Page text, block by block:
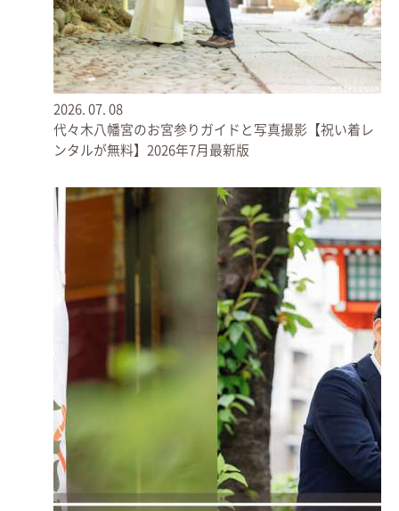
● 北鳥居／大灯籠
神社入り口の鳥居は何箇所かあるのですが、北駐車場に車
を停めて、両脇に大灯篭のある「北鳥居」から参拝される
ご家族が多いので、今回はこちらからスタートします。
集合写真も色々な雰囲気で
2026. 07. 08
代々木八幡宮のお宮参りガイドと写真撮影【祝い着レ
ンタルが無料】2026年7月最新版